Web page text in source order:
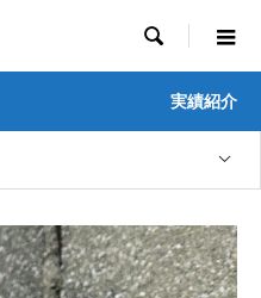

実績紹介